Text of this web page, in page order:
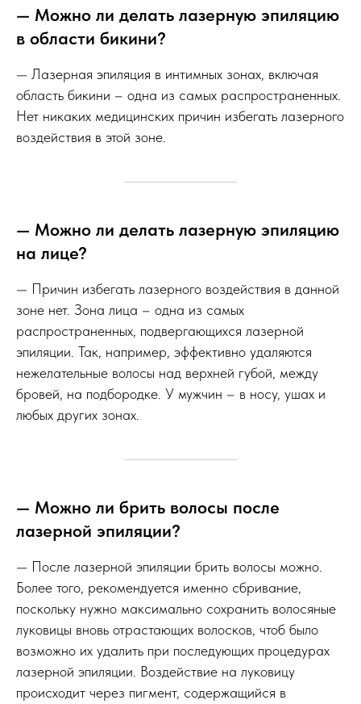
— Можно ли делать лазерную эпиляцию
в области бикини?
— Лазерная эпиляция в интимных зонах, включая
область бикини – одна из самых распространенных.
Нет никаких медицинских причин избегать лазерного
воздействия в этой зоне.
— Можно ли делать лазерную эпиляцию
на лице?
— Причин избегать лазерного воздействия в данной
зоне нет. Зона лица – одна из самых
распространенных, подвергающихся лазерной
эпиляции. Так, например, эффективно удаляются
нежелательные волосы над верхней губой, между
бровей, на подбородке. У мужчин – в носу, ушах и
любых других зонах.
— Можно ли брить волосы после
лазерной эпиляции?
— После лазерной эпиляции брить волосы можно.
Более того, рекомендуется именно сбривание,
поскольку нужно максимально сохранить волосяные
луковицы вновь отрастающих волосков, чтоб было
возможно их удалить при последующих процедурах
лазерной эпиляции. Воздействие на луковицу
происходит через пигмент, содержащийся в